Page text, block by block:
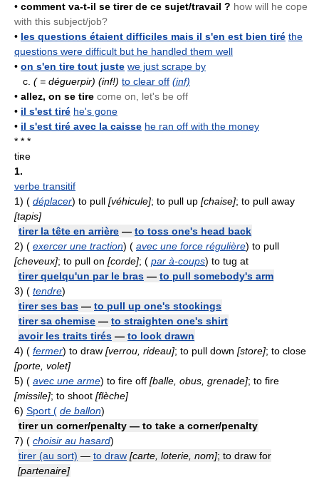
• comment va-t-il se tirer de ce sujet/travail ? how will he cope
with this subject/job?
• les questions étaient difficiles mais il s'en est bien tiré the
questions were difficult but he handled them well
• on s'en tire tout juste we just scrape by
c. ( = déguerpir) (inf!) to clear off (inf)
• allez, on se tire come on, let's be off
• il s'est tiré he's gone
• il s'est tiré avec la caisse he ran off with the money
* * *
tiʀe
1.
verbe transitif
1) ( déplacer) to pull [véhicule]; to pull up [chaise]; to pull away
[tapis]
tirer la tête en arrière — to toss one's head back
2) ( exercer une traction) ( avec une force régulière) to pull
[cheveux]; to pull on [corde]; ( par à-coups) to tug at
tirer quelqu'un par le bras — to pull somebody's arm
3) ( tendre)
tirer ses bas — to pull up one's stockings
tirer sa chemise — to straighten one's shirt
avoir les traits tirés — to look drawn
4) ( fermer) to draw [verrou, rideau]; to pull down [store]; to close
[porte, volet]
5) ( avec une arme) to fire off [balle, obus, grenade]; to fire
[missile]; to shoot [flèche]
6) Sport ( de ballon)
tirer un corner/penalty — to take a corner/penalty
7) ( choisir au hasard)
tirer (au sort) — to draw [carte, loterie, nom]; to draw for
[partenaire]